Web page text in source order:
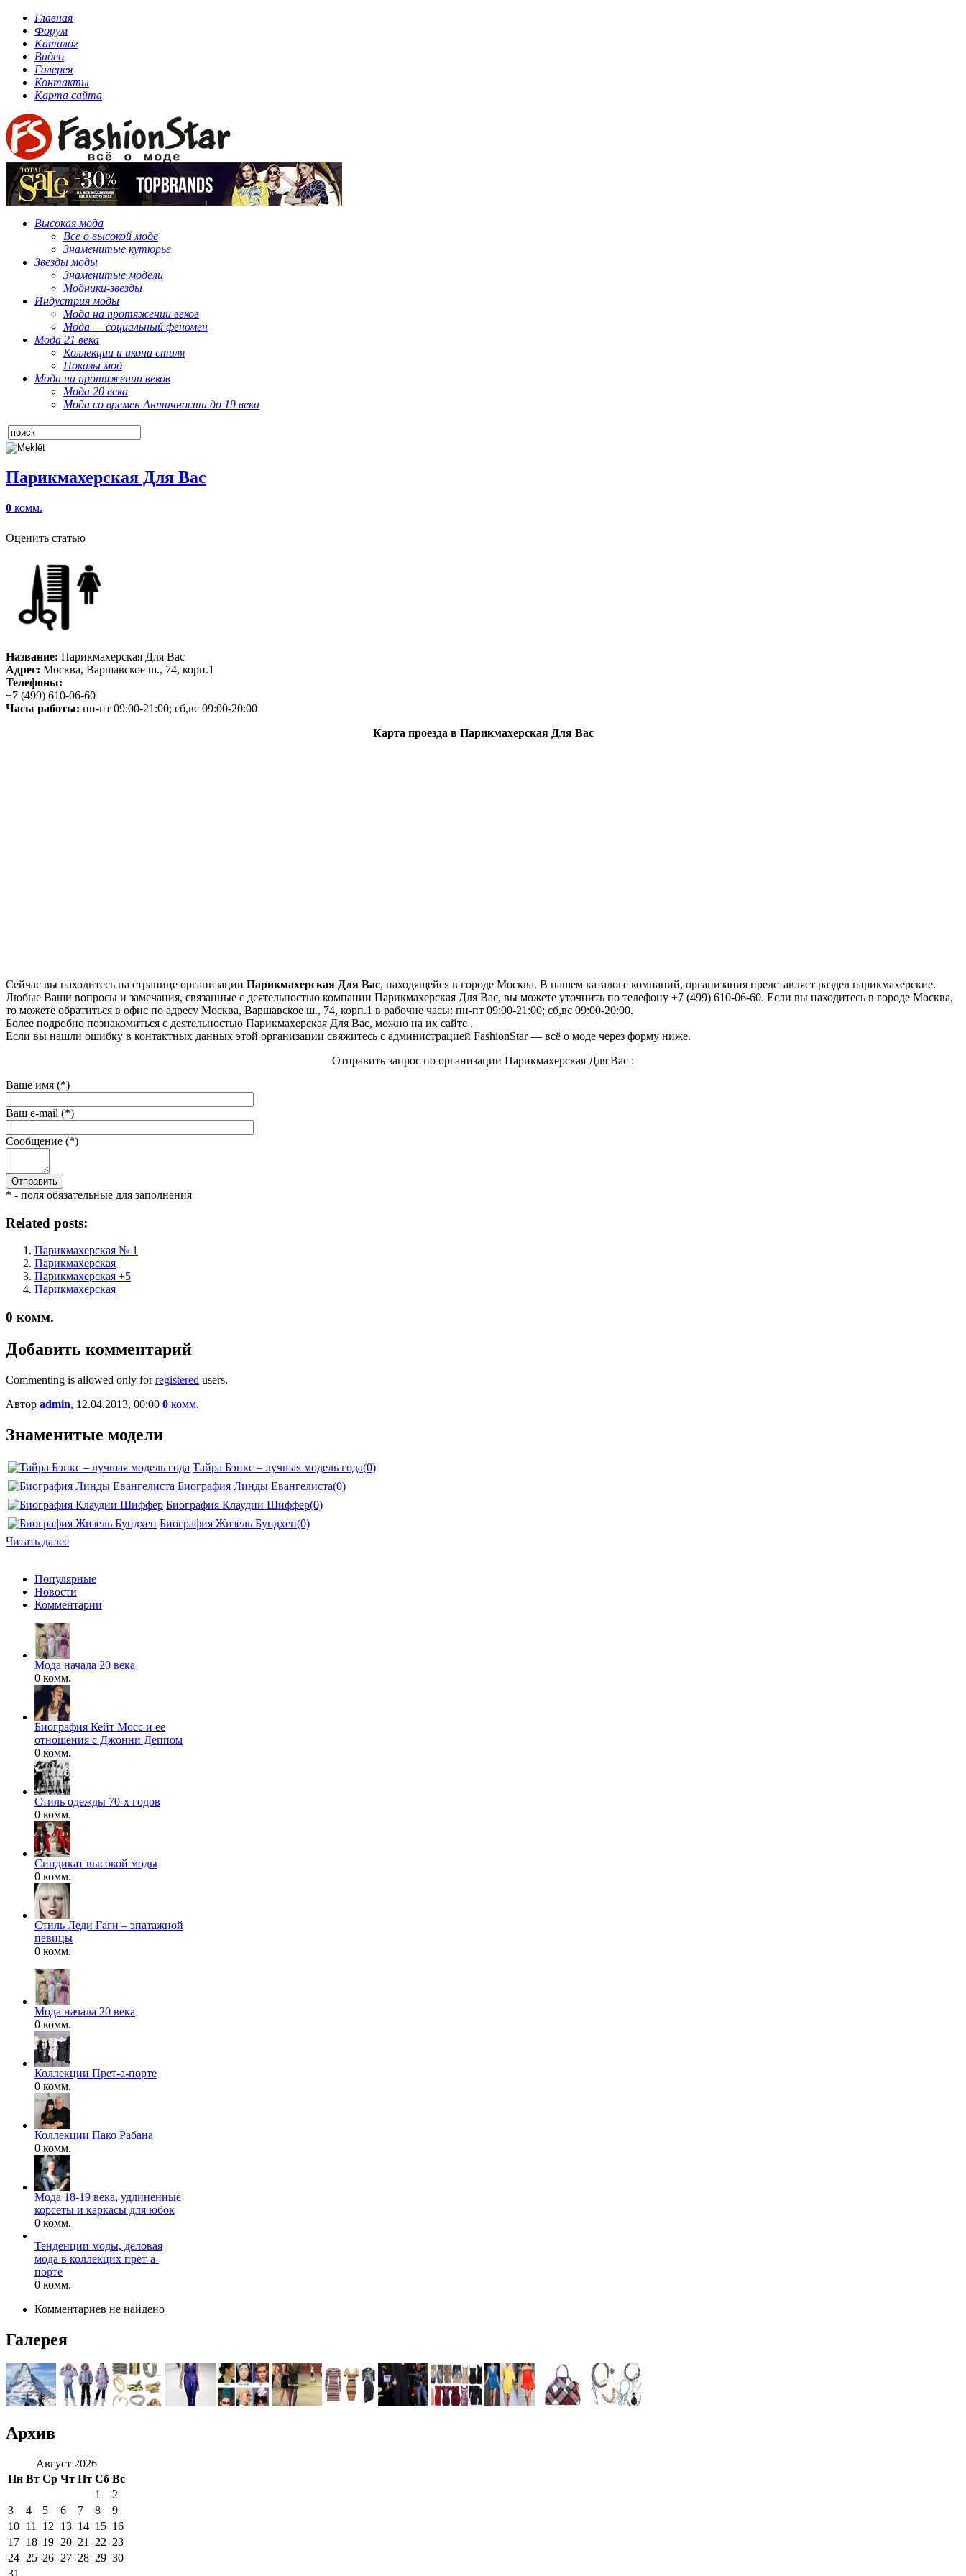
Главная
Форум
Каталог
Видео
Галерея
Контакты
Карта сайта
Высокая мода
Все о высокой моде
Знаменитые кутюрье
Звезды моды
Знаменитые модели
Модники-звезды
Индустрия моды
Мода на протяжении веков
Мода — социальный феномен
Мода 21 века
Коллекции и икона стиля
Показы мод
Мода на протяжении веков
Мода 20 века
Мода со времен Античности до 19 века
Парикмахерская Для Вас
0 комм.
Оценить статью
Название: Парикмахерская Для Вас
Адрес: Москва, Варшавское ш., 74, корп.1
Телефоны:
+7 (499) 610-06-60
Часы работы: пн-пт 09:00-21:00; сб,вс 09:00-20:00
Карта проезда в Парикмахерская Для Вас
Сейчас вы находитесь на странице организации Парикмахерская Для Вас, находящейся в городе Москва. В нашем каталоге компаний, организация представляет раздел парикмахерские.
Любые Ваши вопросы и замечания, связанные с деятельностью компании Парикмахерская Для Вас, вы можете уточнить по телефону +7 (499) 610-06-60. Если вы находитесь в городе Москва,
то можете обратиться в офис по адресу Москва, Варшавское ш., 74, корп.1 в рабочие часы: пн-пт 09:00-21:00; сб,вс 09:00-20:00.
Более подробно познакомиться с деятельностью Парикмахерская Для Вас, можно на их сайте .
Если вы нашли ошибку в контактных данных этой организации свяжитесь с администрацией FashionStar — всё о моде через форму ниже.
Отправить запрос по организации Парикмахерская Для Вас :
Ваше имя (*)
Ваш e-mail (*)
Сообщение (*)
* - поля обязательные для заполнения
Related posts:
Парикмахерская № 1
Парикмахерская
Парикмахерская +5
Парикмахерская
0 комм.
Добавить комментарий
Commenting is allowed only forregistered users.
Автор admin, 12.04.2013, 00:00 0 комм.
Знаменитые модели
Тайра Бэнкс – лучшая модель года(0)
Биография Линды Евангелиста(0)
Биография Клаудии Шиффер(0)
Биография Жизель Бундхен(0)
Читать далее
Популярные
Новости
Комментарии
Мода начала 20 века
0 комм.
Биография Кейт Мосс и ее
отношения с Джонни Деппом
0 комм.
Стиль одежды 70-х годов
0 комм.
Синдикат высокой моды
0 комм.
Стиль Леди Гаги – эпатажной
певицы
0 комм.
Мода начала 20 века
0 комм.
Коллекции Прет-а-порте
0 комм.
Коллекции Пако Рабана
0 комм.
Мода 18-19 века, удлиненные
корсеты и каркасы для юбок
0 комм.
Тенденции моды, деловая
мода в коллекцих прет-а-
порте
0 комм.
Комментариев не найдено
Галерея
Архив
Август 2026
Пн Вт Ср Чт Пт Сб Вс
1
2
3
4 5 6 7 8
9
10 11 12 13 14 15 16
17 18 19 20 21 22 23
24 25 26 27 28 29 30